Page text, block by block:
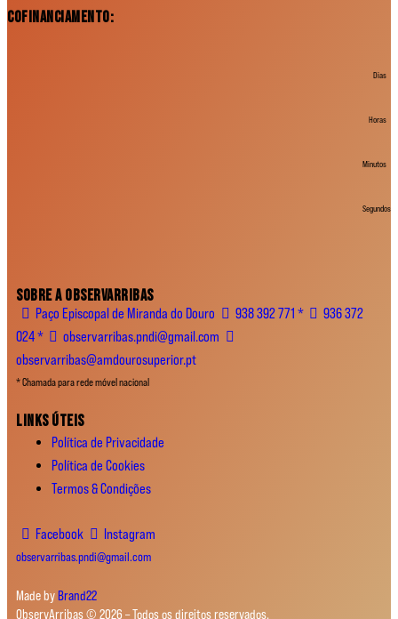
Cofinanciamento:
Dias
Horas
Minutos
Segundos
SOBRE A OBSERVARRIBAS
Paço Episcopal de Miranda do Douro 938 392 771 *
936 372
024 *
observarribas.pndi@gmail.com
observarribas@amdourosuperior.pt
* Chamada para rede móvel nacional
LINKS ÚTEIS
Política de Privacidade
Política de Cookies
Termos & Condições
Facebook Instagram
observarribas.pndi@gmail.com
Made byBrand22
ObservArribas © 2026 – Todos os direitos reservados.